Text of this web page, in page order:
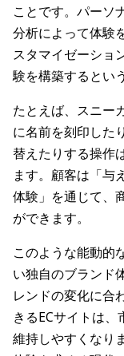
ことです。パーソ
分析によって体験
スタマイゼーショ
験を構築するとい
たとえば、スニー
に名前を刻印した
替えたりする操作
ます。顧客は「与
体験」を通じて、
ができます。
このような能動的
い独自のブランド
レンドの変化に合
きるECサイトは
維持しやすくなり